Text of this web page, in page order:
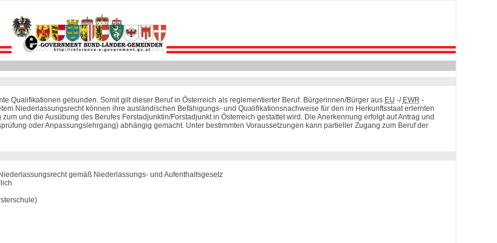
Qualifikationen gebunden. Somit gilt dieser Beruf in Österreich als reglementierter Beruf. Bürgerinnen/Bürger aus EU -/ EWR -
Niederlassungsrecht können ihre ausländischen Befähigungs- und Qualifikationsnachweise für den im Herkunftsstaat erlernten
und die Ausübung des Berufes Forstadjunktin/Forstadjunkt in Österreich gestattet wird. Die Anerkennung erfolgt auf Antrag und
oder Anpassungslehrgang) abhängig gemacht. Unter bestimmten Voraussetzungen kann partieller Zugang zum Beruf der
gemäß Niederlassungs- und Aufenthaltsgesetz